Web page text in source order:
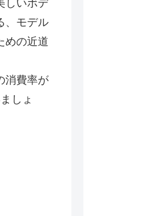
しいボデ
、モデル
めの近道
消費率が
しょ